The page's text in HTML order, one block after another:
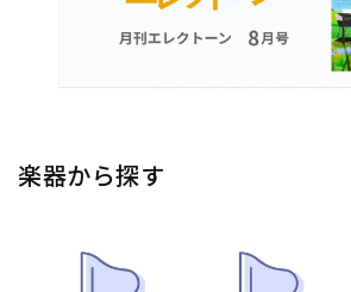
楽器から探す